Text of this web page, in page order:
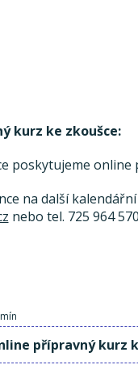
kurz ke zkoušce:
poskytujeme
na další
nebo tel. 725 964
přípravný kurz